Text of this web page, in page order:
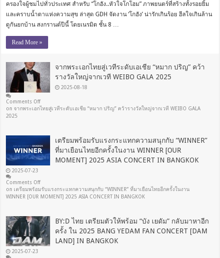
ครองใจผู้ชมไปทั่วประเทศ สำหรับ “โกฮัง..หัวใจโกโฮม” ภาพยนตร์ที่สร้างทั้งรอยยิ้ม
และคราบน้ำตาแห่งความสุข ล่าสุด GDH จัดงาน ‘โกฮัง’ น่ารักเกินร้อย ฮีลใจเกินล้าน
ดูกันยกบ้าน สงกรานต์ปีนี้ โดยเนรมิต ชั้น 8 …
Read More »
จากพระเอกไทยสู่เวทีระดับเอเชีย “หมาก ปริญ” คว้า
รางวัลใหญ่จากเวที WEIBO GALA 2025
2025-08-18
Comments Off
on จากพระเอกไทยสู่เวทีระดับเอเชีย “หมาก ปริญ” คว้ารางวัลใหญ่จากเวที WEIBO GALA
2025
เตรียมพร้อมรับแรงกระแทกความสนุกกับ “WINNER”
ที่มาเยือนไทยอีกครั้งในงาน WINNER [OUR
MOMENT] 2025 ASIA CONCERT IN BANGKOK
2025-07-23
Comments Off
on เตรียมพร้อมรับแรงกระแทกความสนุกกับ “WINNER” ที่มาเยือนไทยอีกครั้งในงาน
WINNER [OUR MOMENT] 2025 ASIA CONCERT IN BANGKOK
BY:D ไทย เตรียมตัวให้พร้อม “บัง เยดัม” กลับมาหาอีก
ครั้ง ใน 2025 BANG YEDAM FAN CONCERT [DAM
LAND] IN BANGKOK
2025-07-23